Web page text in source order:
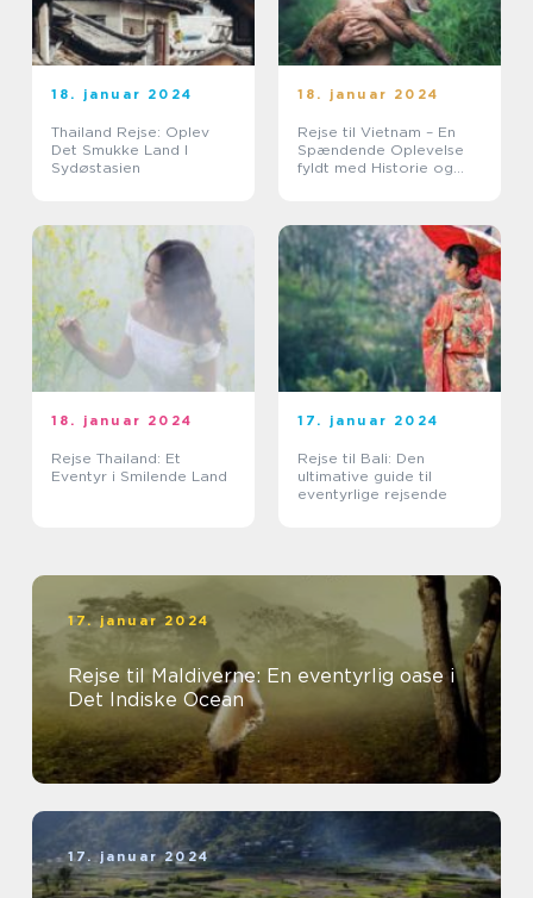
18. januar 2024
Thailand Rejse: Oplev
Det Smukke Land I
Sydøstasien
18. januar 2024
Rejse til Vietnam – En
Spændende Oplevelse
fyldt med Historie og
18. januar 2024
Rejse Thailand: Et
Eventyr i Smilende Land
17. januar 2024
Rejse til Bali: Den
ultimative guide til
eventyrlige rejsende
17. januar 2024
Rejse til Maldiverne: En eventyrlig oase i
Det Indiske Ocean
17. januar 2024